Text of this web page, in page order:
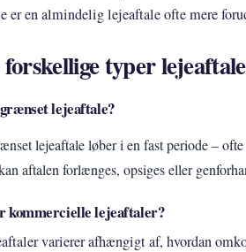
er en almindelig lejeaftale ofte mere
typer
lejeaftale?
lejeaftale løber i en fast periode –
aftalen forlænges, opsiges eller
kommercielle lejeaftaler?
varierer afhængigt af, hvordan